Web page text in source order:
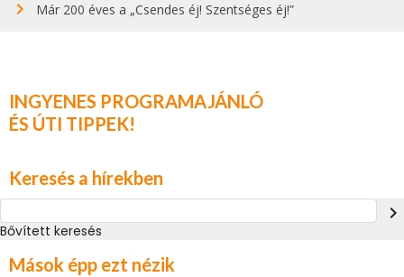
Már 200 éves a „Csendes éj! Szentséges éj!”
INGYENES PROGRAMAJÁNLÓ
ÉS ÚTI TIPPEK!
Keresés a hírekben
navigate_next
Bővített keresés
Mások épp ezt nézik